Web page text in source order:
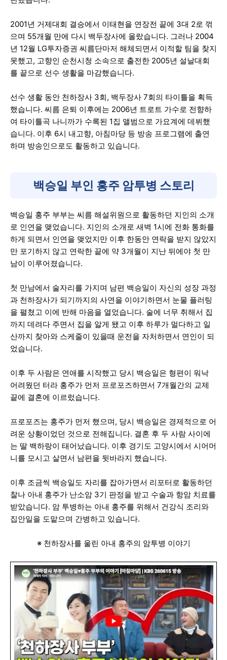
2001년 거제대회 결승에서 이태현을 연장전 끝에 3대 2로 꺾
으며 55개월 만에 다시 백두장사에 올랐습니다. 그러나 2004
년 12월 LG투자증권 씨름단마저 해체되면서 이적할 팀을 찾지
못했고, 고향인 순천시청 소속으로 출전한 2005년 설날대회
를 끝으로 선수 생활을 마감했습니다.
선수 생활 동안 천하장사 3회, 백두장사 7회의 타이틀을 획득
했습니다. 씨름 은퇴 이후에는 2006년 트로트 가수로 전향하
여 타이틀곡 나니까가 수록된 1집 앨범으로 가요계에 데뷔했
습니다. 이후 6시 내고향, 아침마당 등 방송 프로그램에 출연
하며 방송인으로도 활동하고 있습니다.
백승일 부인 홍주 암투병 스토리
백승일 홍주 부부는 씨름 해설위원으로 활동하던 지인의 소개
로 인연을 맺었습니다. 지인의 소개로 새벽 1시에 전화 통화를
하게 되면서 인연을 맺었지만 이후 한동안 연락을 받지 않았지
만 포기하지 않고 연락한 끝에 약 3개월이 지난 뒤에야 첫 만
남이 이루어졌습니다.
첫 만남에서 술자리를 가지며 남편 백승일이 자신의 성장 과정
과 천하장사가 되기까지의 사연을 이야기하면서 눈물 플러팅
을 펼쳤고 이에 반해 마음을 열었습니다. 술에 너무 취해서 집
까지 데려다 주면서 집을 알게 됐고 이후 하루가 멀다하고 일
산까지 찾아와 스케줄이 있을때 운전을 자처하면서 연인이 되
었습니다.
이후 두 사람은 연애를 시작했고 당시 백승일은 형편이 워낙
어려웠던 터라 홍주가 먼저 프로포즈하면서 7개월간의 교제
끝에 결혼에 이르렀습니다.
프로포즈는 홍주가 먼저 했으며, 당시 백승일은 경제적으로 어
려운 상황이었던 것으로 전해집니다. 결혼 후 두 사람 사이에
는 딸 백하랑이 태어났습니다. 이후 경기도 고양시에서 시어머
니를 모시고 살면서 남편을 뒷바라지 했습니다.
이후 조금씩 백승일도 자리를 잡아가면서 리포터로 활동하던
찰나 아내 홍주가 난소암 3기 판정을 받고 수술과 항암 치료를
받았습니다. 암 투병하는 아내 홍주를 위해서 건강식 조리와
집안일을 도맡으며 간병하고 있습니다.
※ 천하장사를 울린 아내 홍주의 암투병 이야기